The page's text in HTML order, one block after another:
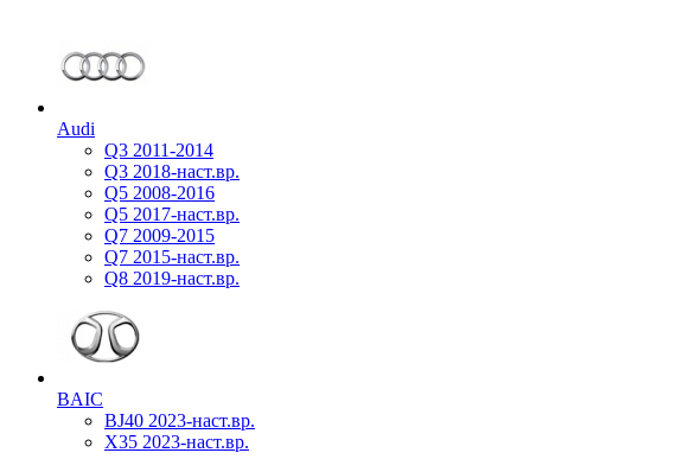
Audi
Q3 2011-2014
Q3 2018-наст.вр.
Q5 2008-2016
Q5 2017-наст.вр.
Q7 2009-2015
Q7 2015-наст.вр.
Q8 2019-наст.вр.
BAIC
BJ40 2023-наст.вр.
X35 2023-наст.вр.